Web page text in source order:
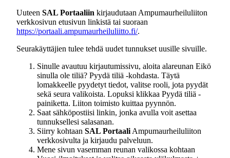
Uuteen SAL Portaaliin kirjaudutaan Ampumaurheiluliiton
verkkosivun etusivun linkistä tai suoraan
https://portaali.ampumaurheiluliitto.fi/.
Seurakäyttäjien tulee tehdä uudet tunnukset uusille sivuille.
Sinulle avautuu kirjautumissivu, aloita alareunan Eikö
sinulla ole tiliä? Pyydä tiliä -kohdasta. Täytä
lomakkeelle pyydetyt tiedot, valitse rooli, jota pyydät
sekä seura valikoista. Lopuksi klikkaa Pyydä tiliä -
painiketta. Liiton toimisto kuittaa pyynnön.
Saat sähköpostiisi linkin, jonka avulla voit asettaa
tunnuksellesi salasanan.
Siirry kohtaan SAL Portaali Ampumaurheiluliiton
verkkosivulta ja kirjaudu palveluun.
Mene sivun vasemman reunan valikossa kohtaan